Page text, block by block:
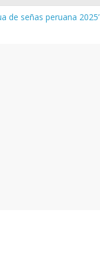
de señas peruana 2025’